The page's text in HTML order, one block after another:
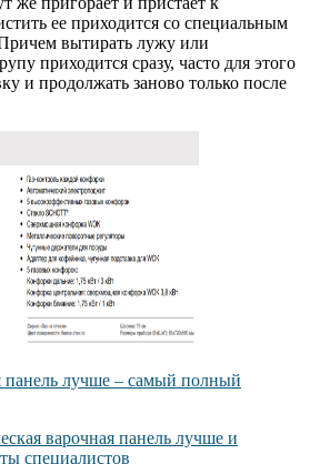
ее приходится со специальным
вытирать лужу или
приходится сразу, часто для этого
и продолжать заново только после